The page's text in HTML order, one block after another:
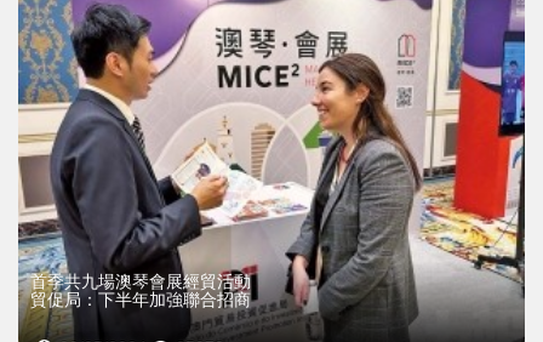
首季共九場澳琴會展經貿活動
貿促局：下半年加強聯合招商